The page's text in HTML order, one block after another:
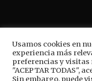
Usamos cookies en
experiencia más
preferencias y visitas
"ACEPTAR TODAS",
Sin embargo, puede
ROLDE CONECTA